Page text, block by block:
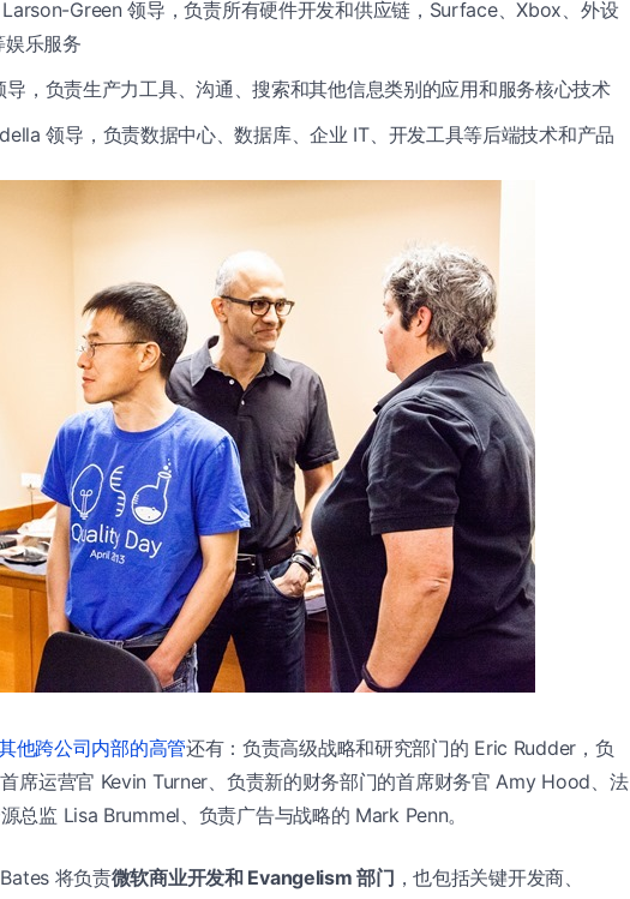
Green 领导，负责所有硬件开发和供应链，Surface、Xbox、外设
乐服务
导，负责生产力工具、沟通、搜索和其他信息类别的应用和服务核心技术
领导，负责数据中心、数据库、企业 IT、开发工具等后端技术和产品
他跨公司内部的高管还有：负责高级战略和研究部门的 Eric Rudder，负
席运营官 Kevin Turner、负责新的财务部门的首席财务官 Amy Hood、法
总监 Lisa Brummel、负责广告与战略的 Mark Penn。
将负责微软商业开发和 Evangelism 部门 ，也包括关键开发商、